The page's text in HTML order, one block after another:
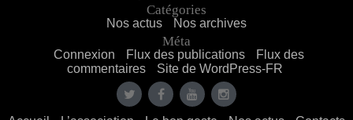
Catégories
Nos actus Nos archives
Méta
Connexion Flux des publications
Flux des
commentaires
Site de WordPress-FR